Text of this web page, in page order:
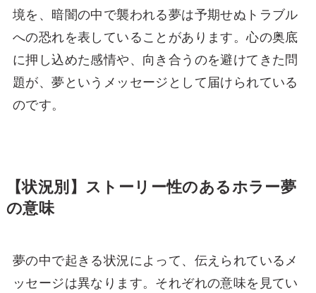
境を、暗闇の中で襲われる夢は予期せぬトラブル
への恐れを表していることがあります。心の奥底
に押し込めた感情や、向き合うのを避けてきた問
題が、夢というメッセージとして届けられている
のです。
【状況別】ストーリー性のあるホラー夢
の意味
夢の中で起きる状況によって、伝えられているメ
ッセージは異なります。それぞれの意味を見てい